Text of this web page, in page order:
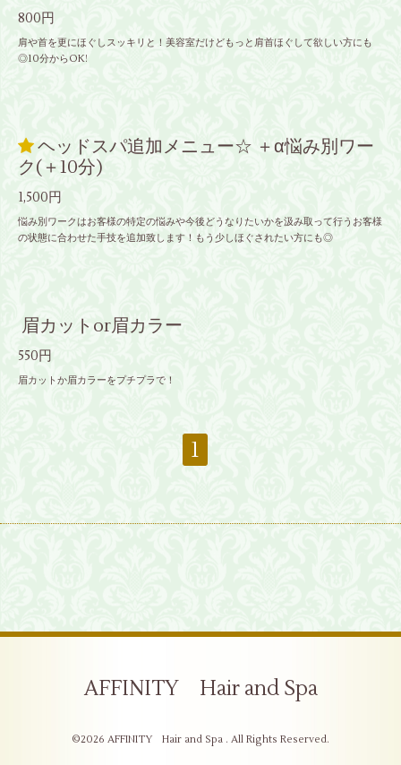
800円
肩や首を更にほぐしスッキリと！美容室だけどもっと肩首ほぐして欲しい方にも
◎10分からOK!
ヘッドスパ追加メニュー☆ ＋α悩み別ワー
ク(＋10分)
1,500円
悩み別ワークはお客様の特定の悩みや今後どうなりたいかを汲み取って行うお客様
の状態に合わせた手技を追加致します！もう少しほぐされたい方にも◎
眉カットor眉カラー
550円
眉カットか眉カラーをプチプラで！
1
AFFINITY Hair and Spa
©2026 AFFINITY Hair and Spa . All Rights Reserved.